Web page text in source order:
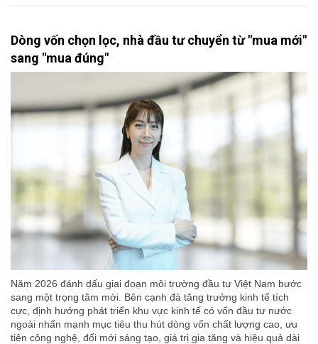
Dòng vốn chọn lọc, nhà đầu tư chuyển từ "mua mới"
sang "mua đúng"
Năm 2026 đánh dấu giai đoạn môi trường đầu tư Việt Nam bước
sang một trọng tâm mới. Bên cạnh đà tăng trưởng kinh tế tích
cực, định hướng phát triển khu vực kinh tế có vốn đầu tư nước
ngoài nhấn mạnh mục tiêu thu hút dòng vốn chất lượng cao, ưu
tiên công nghệ, đổi mới sáng tạo, giá trị gia tăng và hiệu quả dài